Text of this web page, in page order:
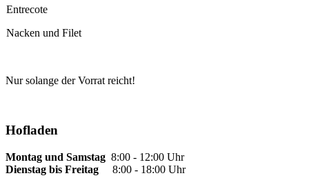
Entrecote
Nacken und Filet
Nur solange der Vorrat reicht!
Hofladen
Montag und Samstag 8:00 - 12:00 Uhr
Dienstag bis Freitag
8:00 - 18:00 Uhr